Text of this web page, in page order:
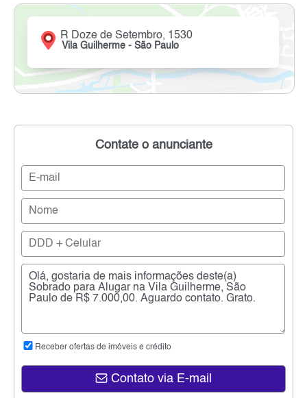
R Doze de Setembro, 1530
Vila Guilherme - São Paulo
Contate o anunciante
Receber ofertas de imóveis e crédito
Contato via E-mail